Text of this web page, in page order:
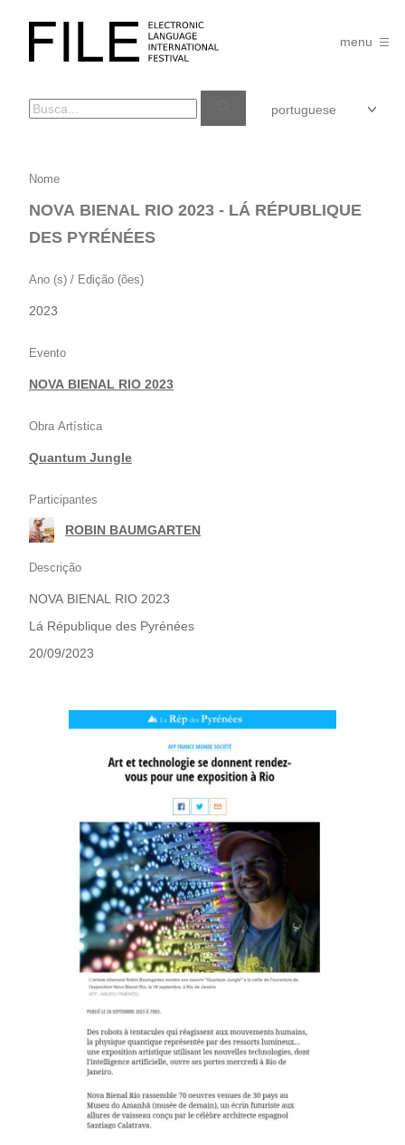
FILE
FESTIVAL
menu
NOVA
BIENAL
RIO
–
LÁ
DES
Nome
NOVA BIENAL RIO 2023 - LÁ RÉPUBLIQUE
DES PYRÉNÉES
Ano (s) / Edição (ões)
2023
Evento
NOVA BIENAL RIO 2023
Obra Artística
Quantum Jungle
Participantes
ROBIN BAUMGARTEN
Descrição
NOVA BIENAL RIO 2023
Lá République des Pyrénées
20/09/2023